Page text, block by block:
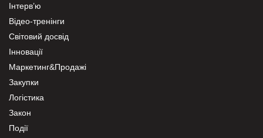
Інтерв’ю
Відео-тренінги
Світовий досвід
Інновації
Маркетинг&Продажі
Закупки
Логістика
Закон
Події